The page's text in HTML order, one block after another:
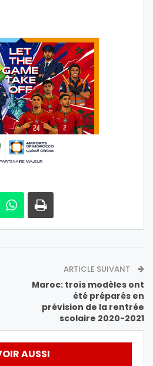
ARTICLE SUIVANT
Maroc: trois modèles ont
été préparés en
prévision de la rentrée
scolaire 2020-2021
AUSSI